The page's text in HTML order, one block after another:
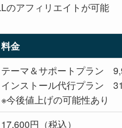
のアフィリエイトが可能
料金
テーマ＆サポートプラン
インストール代行プラン
※今後値上げの可能性あり
17,600円（税込）